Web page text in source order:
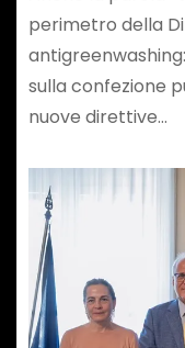
perimetro della
sulla confezione
nuove direttive…